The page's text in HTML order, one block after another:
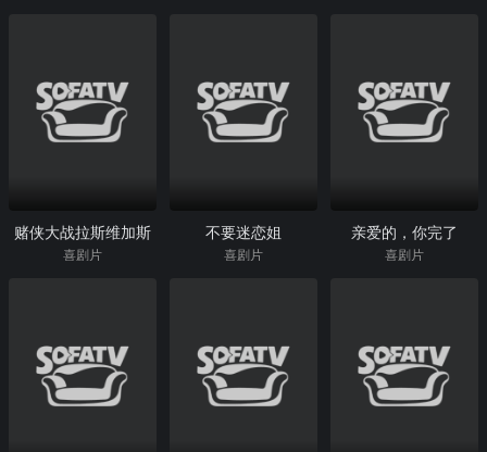
赌侠大战拉斯维加斯
喜剧片
不要迷恋姐
喜剧片
亲爱的，你完了
喜剧片